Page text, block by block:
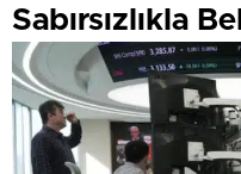
Sabırsızlıkla